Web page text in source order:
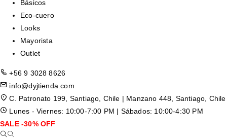
Básicos
Eco-cuero
Looks
Mayorista
Outlet
+56 9 3028 8626
info@dyjtienda.com
C. Patronato 199, Santiago, Chile | Manzano 448, Santiago, Chile
Lunes - Viernes: 10:00-7:00 PM | Sábados: 10:00-4:30 PM
SALE -30% OFF